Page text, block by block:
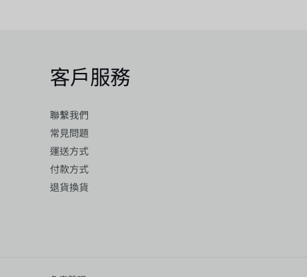
客戶服務
聯繫我們
常見問題
運送方式
付款方式
退貨換貨